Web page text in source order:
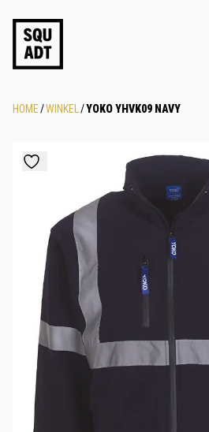
HOME/WINKEL /YOKO YHVK09 NAVY